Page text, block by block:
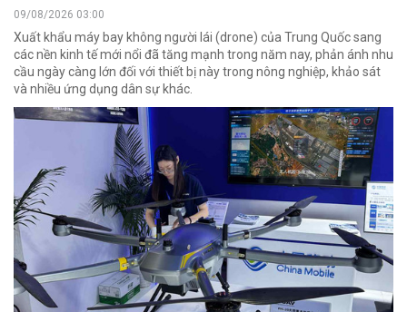
09/08/2026 03:00
Xuất khẩu máy bay không người lái (drone) của Trung Quốc sang
các nền kinh tế mới nổi đã tăng mạnh trong năm nay, phản ánh nhu
cầu ngày càng lớn đối với thiết bị này trong nông nghiệp, khảo sát
và nhiều ứng dụng dân sự khác.